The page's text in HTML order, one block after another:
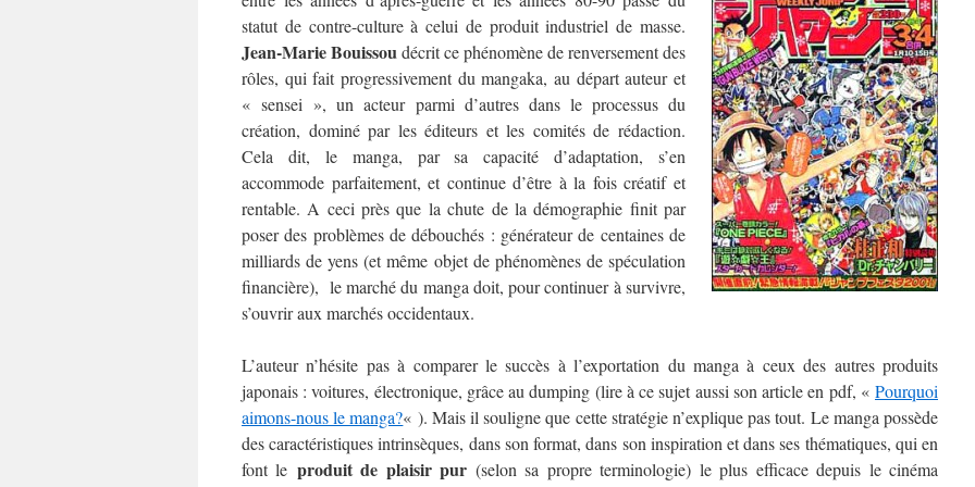
statut de contre-culture à celui de produit industriel de masse.
Jean-Marie Bouissoudécrit ce phénomène de renversement des
rôles, qui fait progressivement du mangaka, au départ auteur et
« sensei », un acteur parmi d’autres dans le processus du
création, dominé par les éditeurs et les comités de rédaction.
Cela dit, le manga, par sa capacité d’adaptation, s’en
accommode parfaitement, et continue d’être à la fois créatif et
rentable. A ceci près que la chute de la démographie finit par
poser des problèmes de débouchés : générateur de centaines de
milliards de yens (et même objet de phénomènes de spéculation
financière), le marché du manga doit, pour continuer à survivre,
s’ouvrir aux marchés occidentaux.
L’auteur n’hésite pas à comparer le succès à l’exportation du manga à ceux des autres produits
japonais : voitures, électronique, grâce au dumping (lire à ce sujet aussi son article en pdf, « Pourquoi
aimons-nous le manga?« ). Mais il souligne que cette stratégie n’explique pas tout. Le manga possède
des caractéristiques intrinsèques, dans son format, dans son inspiration et dans ses thématiques, qui en
font le produit de plaisir pur (selon sa propre terminologie) le plus efficace depuis le cinéma